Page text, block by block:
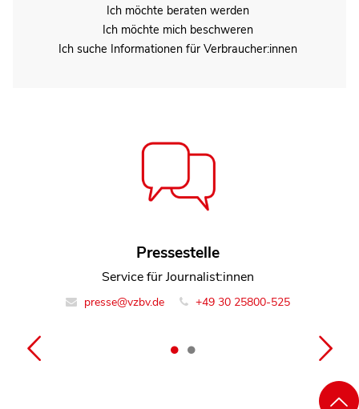
Ich möchte beraten werden
Ich möchte mich beschweren
Ich suche Informationen für Verbraucher:innen
Pressestelle
Service für Journalist:innen
presse@vzbv.de +49 30 25800-525
David Bode
Referent Team Rechtsdurchsetzung
info@vzbv.de +49 30 25800-0